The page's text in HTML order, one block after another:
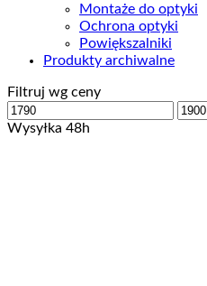
Montaże do optyki
Ochrona optyki
Powiększalniki
Produkty archiwalne
Filtruj wg ceny
Cena
min
Cena
Wysyłka 48h